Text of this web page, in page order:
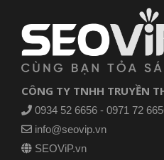
CÔNG TY TNHH TRUYỀN
0934 52 6656 - 0971 72
info@seovip.vn
SEOViP.vn